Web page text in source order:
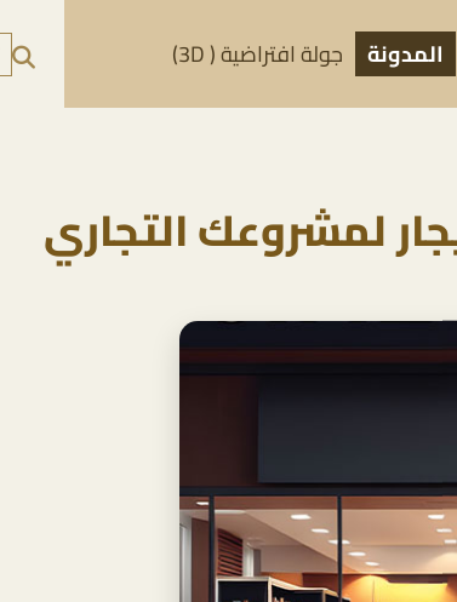
المدونة جولة افتراضية ( 3D)
لمشروعك التجاري